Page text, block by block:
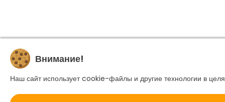
Внимание!
Наш сайт использует cookie-файлы и другие технологии в